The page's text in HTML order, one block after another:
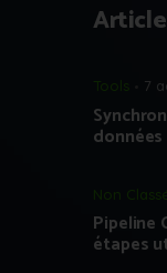
Tools 7
Non
Pipeline
étapes